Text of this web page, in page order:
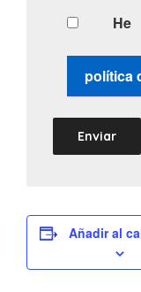
política
Añadir al